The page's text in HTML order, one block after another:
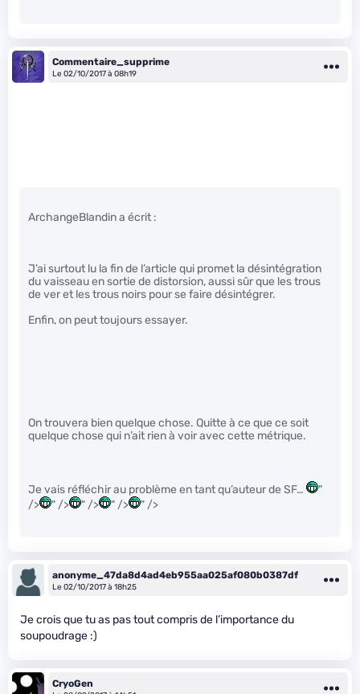
Commentaire_supprime
Le 02/10/2017 à 08h19
ArchangeBlandin a écrit :
J’ai surtout lu la fin de l’article qui promet la désintégration
du vaisseau en sortie de distorsion, aussi sûr que les trous
de ver et les trous noirs pour se faire désintégrer.
Enfin, on peut toujours essayer.
On trouvera bien quelque chose. Quitte à ce que ce soit
quelque chose qui n’ait rien à voir avec cette métrique.
Je vais réfléchir au problème en tant qu’auteur de SF…
"
/>
" /> " /> " /> " />
anonyme_47da8d4ad4eb955aa025af080b0387df
Le 02/10/2017 à 18h25
Je crois que tu as pas tout compris de l’importance du
soupoudrage :)
CryoGen